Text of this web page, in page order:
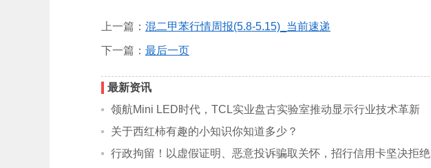
上一篇： 混二甲苯行情周报(5.8-5.15)_当前速递
下一篇： 最后一页
最新资讯
领航Mini LED时代，TCL实业盘古实验室推动显示行业技术革新
关于西红柿有趣的小知识你知道多少？
行政拘留！以虚假证明、恶意投诉骗取关怀，招行信用卡坚决拒绝